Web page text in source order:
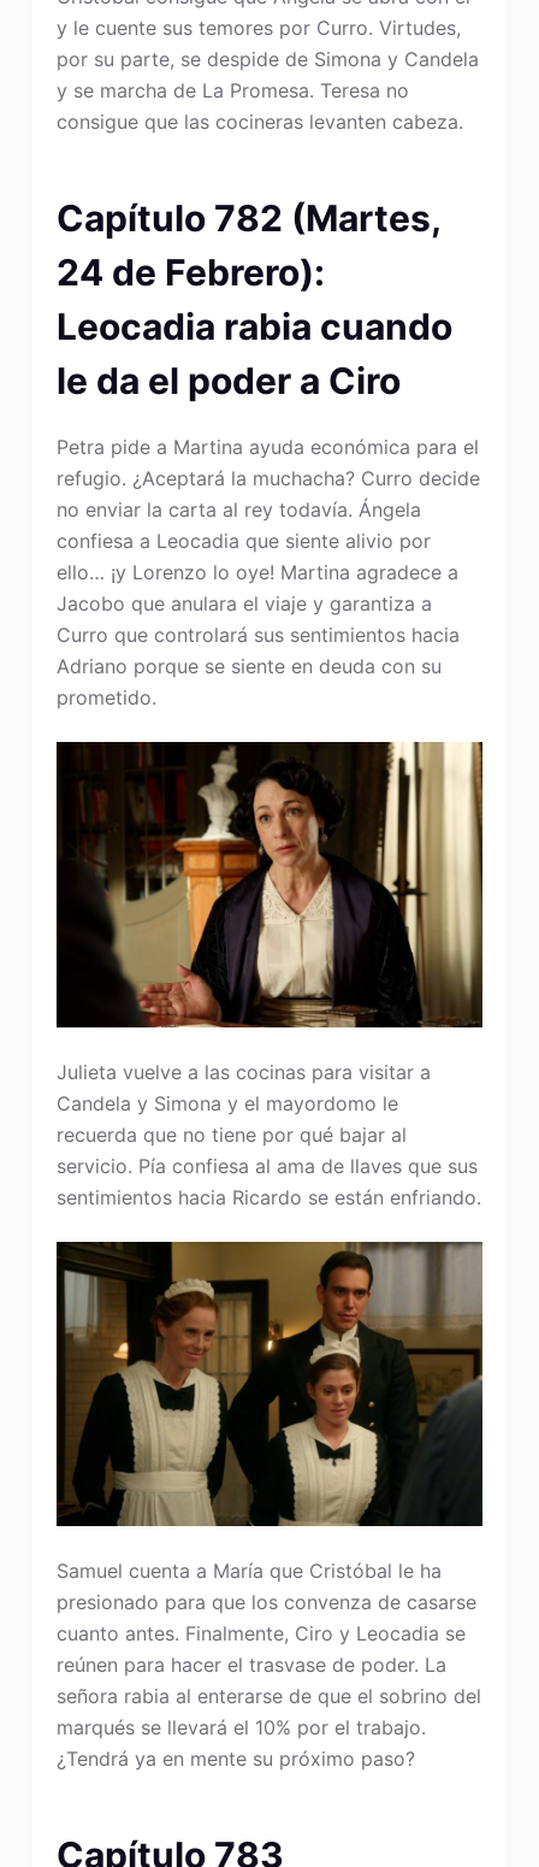
y le cuente sus temores por Curro. Virtudes,
por su parte, se despide de Simona y Candela
y se marcha de La Promesa. Teresa no
consigue que las cocineras levanten cabeza.
Capítulo 782 (Martes,
24 de Febrero):
Leocadia rabia cuando
le da el poder a Ciro
Petra pide a Martina ayuda económica para el
refugio. ¿Aceptará la muchacha? Curro decide
no enviar la carta al rey todavía. Ángela
confiesa a Leocadia que siente alivio por
ello… ¡y Lorenzo lo oye! Martina agradece a
Jacobo que anulara el viaje y garantiza a
Curro que controlará sus sentimientos hacia
Adriano porque se siente en deuda con su
prometido.
Julieta vuelve a las cocinas para visitar a
Candela y Simona y el mayordomo le
recuerda que no tiene por qué bajar al
servicio. Pía confiesa al ama de llaves que sus
sentimientos hacia Ricardo se están enfriando.
Samuel cuenta a María que Cristóbal le ha
presionado para que los convenza de casarse
cuanto antes. Finalmente, Ciro y Leocadia se
reúnen para hacer el trasvase de poder. La
señora rabia al enterarse de que el sobrino del
marqués se llevará el 10% por el trabajo.
¿Tendrá ya en mente su próximo paso?
Capítulo 783